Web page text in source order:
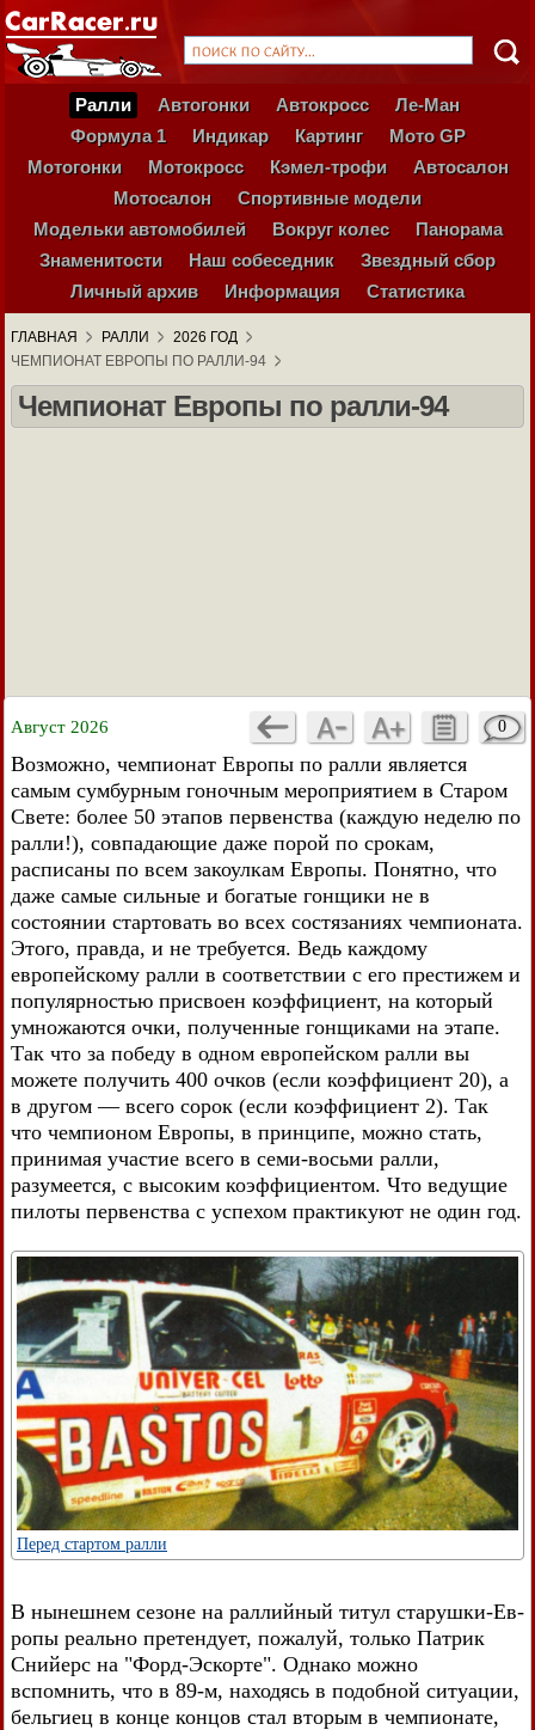
Ралли Автогонки Автокросс
Ле-Ман
Формула 1
Индикар Картинг
Мото GP
Мотогонки
Мотокросс Кэмел-трофи
Автосалон
Мотосалон
Спортивные модели
Модельки автомобилей
Вокруг колес
Панорама
Знаменитости
Наш собеседник
Звездный сбор
Личный архив
Информация Статистика
ГЛАВНАЯ РАЛЛИ
2026 ГОД
ЧЕМПИОНАТ ЕВРОПЫ ПО РАЛЛИ-94
Чемпионат Европы по ралли-94
Август 2026 0
Возможно, чемпионат Европы по ралли является
самым сумбурным гоночным мероприятием в Старом
Свете: более 50 этапов первенства (каждую неделю по
ралли!), совпадающие даже порой по срокам,
расписаны по всем закоулкам Европы. Понятно, что
даже самые сильные и богатые гонщики не в
состоянии стартовать во всех состязаниях чемпионата.
Этого, правда, и не требуется. Ведь каждому
европейскому ралли в соответствии с его престижем и
популярностью присвоен коэффициент, на который
умножаются очки, полученные гонщиками на этапе.
Так что за победу в одном европейском ралли вы
можете получить 400 очков (если коэффициент 20), а
в другом — всего сорок (если коэффициент 2). Так
что чемпионом Европы, в принципе, можно стать,
принимая участие всего в семи-восьми ралли,
разумеется, с высоким коэффициентом. Что ведущие
пилоты первенства с успехом практикуют не один год.
Перед стартом ралли
В нынешнем сезоне на раллийный титул старушки-Ев-
ропы реально претендует, пожалуй, только Патрик
Снийерс на "Форд-Эскорте". Однако можно
вспомнить, что в 89-м, находясь в подобной ситуации,
бельгиец в конце концов стал вторым в чемпионате,